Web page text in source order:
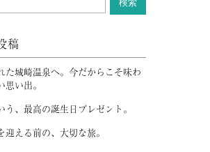
稿
た城崎温泉へ。今だからこそ味わ
思い出。
う、最高の誕生日プレゼント。
迎える前の、大切な旅。